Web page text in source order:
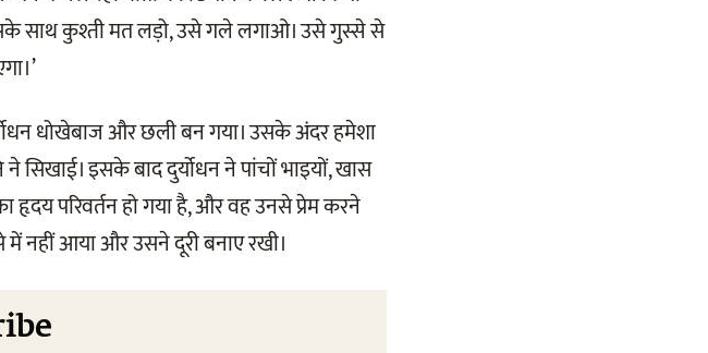
साथ कुश्ती मत लड़ो, उसे गले लगाओ। उसे गुस्से से
धोखेबाज और छली बन गया। उसके अंदर हमेशा
इसके बाद दुर्योधन ने पांचों भाइयों, खास
हृदय परिवर्तन हो गया है, और वह उनसे प्रेम करने
में नहीं आया और उसने दूरी बनाए रखी।